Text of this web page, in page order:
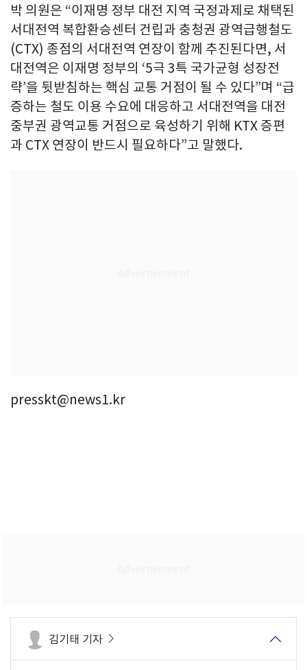
박 의원은 “이재명 정부 대전 지역 국정과제로 채택된
서대전역 복합환승센터 건립과 충청권 광역급행철도
(CTX) 종점의 서대전역 연장이 함께 추진된다면, 서
대전역은 이재명 정부의 ‘5극 3특 국가균형 성장전
략’을 뒷받침하는 핵심 교통 거점이 될 수 있다”며 “급
증하는 철도 이용 수요에 대응하고 서대전역을 대전
중부권 광역교통 거점으로 육성하기 위해 KTX 증편
과 CTX 연장이 반드시 필요하다”고 말했다.
presskt@news1.kr
김기태 기자